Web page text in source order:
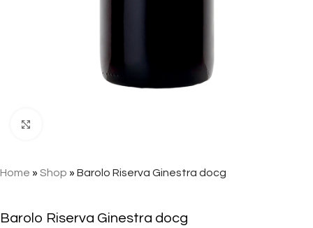
Home » Shop » Barolo Riserva Ginestra docg
Barolo Riserva Ginestra docg